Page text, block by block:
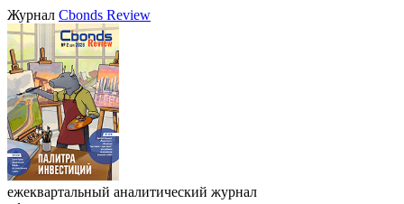
VIII международная конференция «Рынок капитала
Республики Узбекистан»
17.09.2026, Ташкент
ЖурналCbonds Review